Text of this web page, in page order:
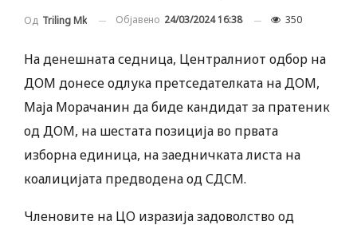
Од Triling Mk Објавено 24/03/2024 16:38 350
На денешната седница, Централниот одбор на
ДОМ донесе одлука претседателката на ДОМ,
Маја Морачанин да биде кандидат за пратеник
од ДОМ, на шестата позиција во првата
изборна единица, на заедничката листа на
коалицијата предводена од СДСМ.
Членовите на ЦО изразија задоволство од